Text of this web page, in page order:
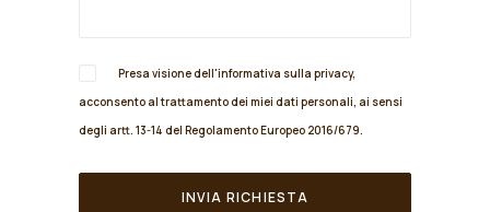
Presa visione dell'informativa sulla privacy,
acconsento al trattamento dei miei dati personali, ai sensi
degli artt. 13-14 del Regolamento Europeo 2016/679.